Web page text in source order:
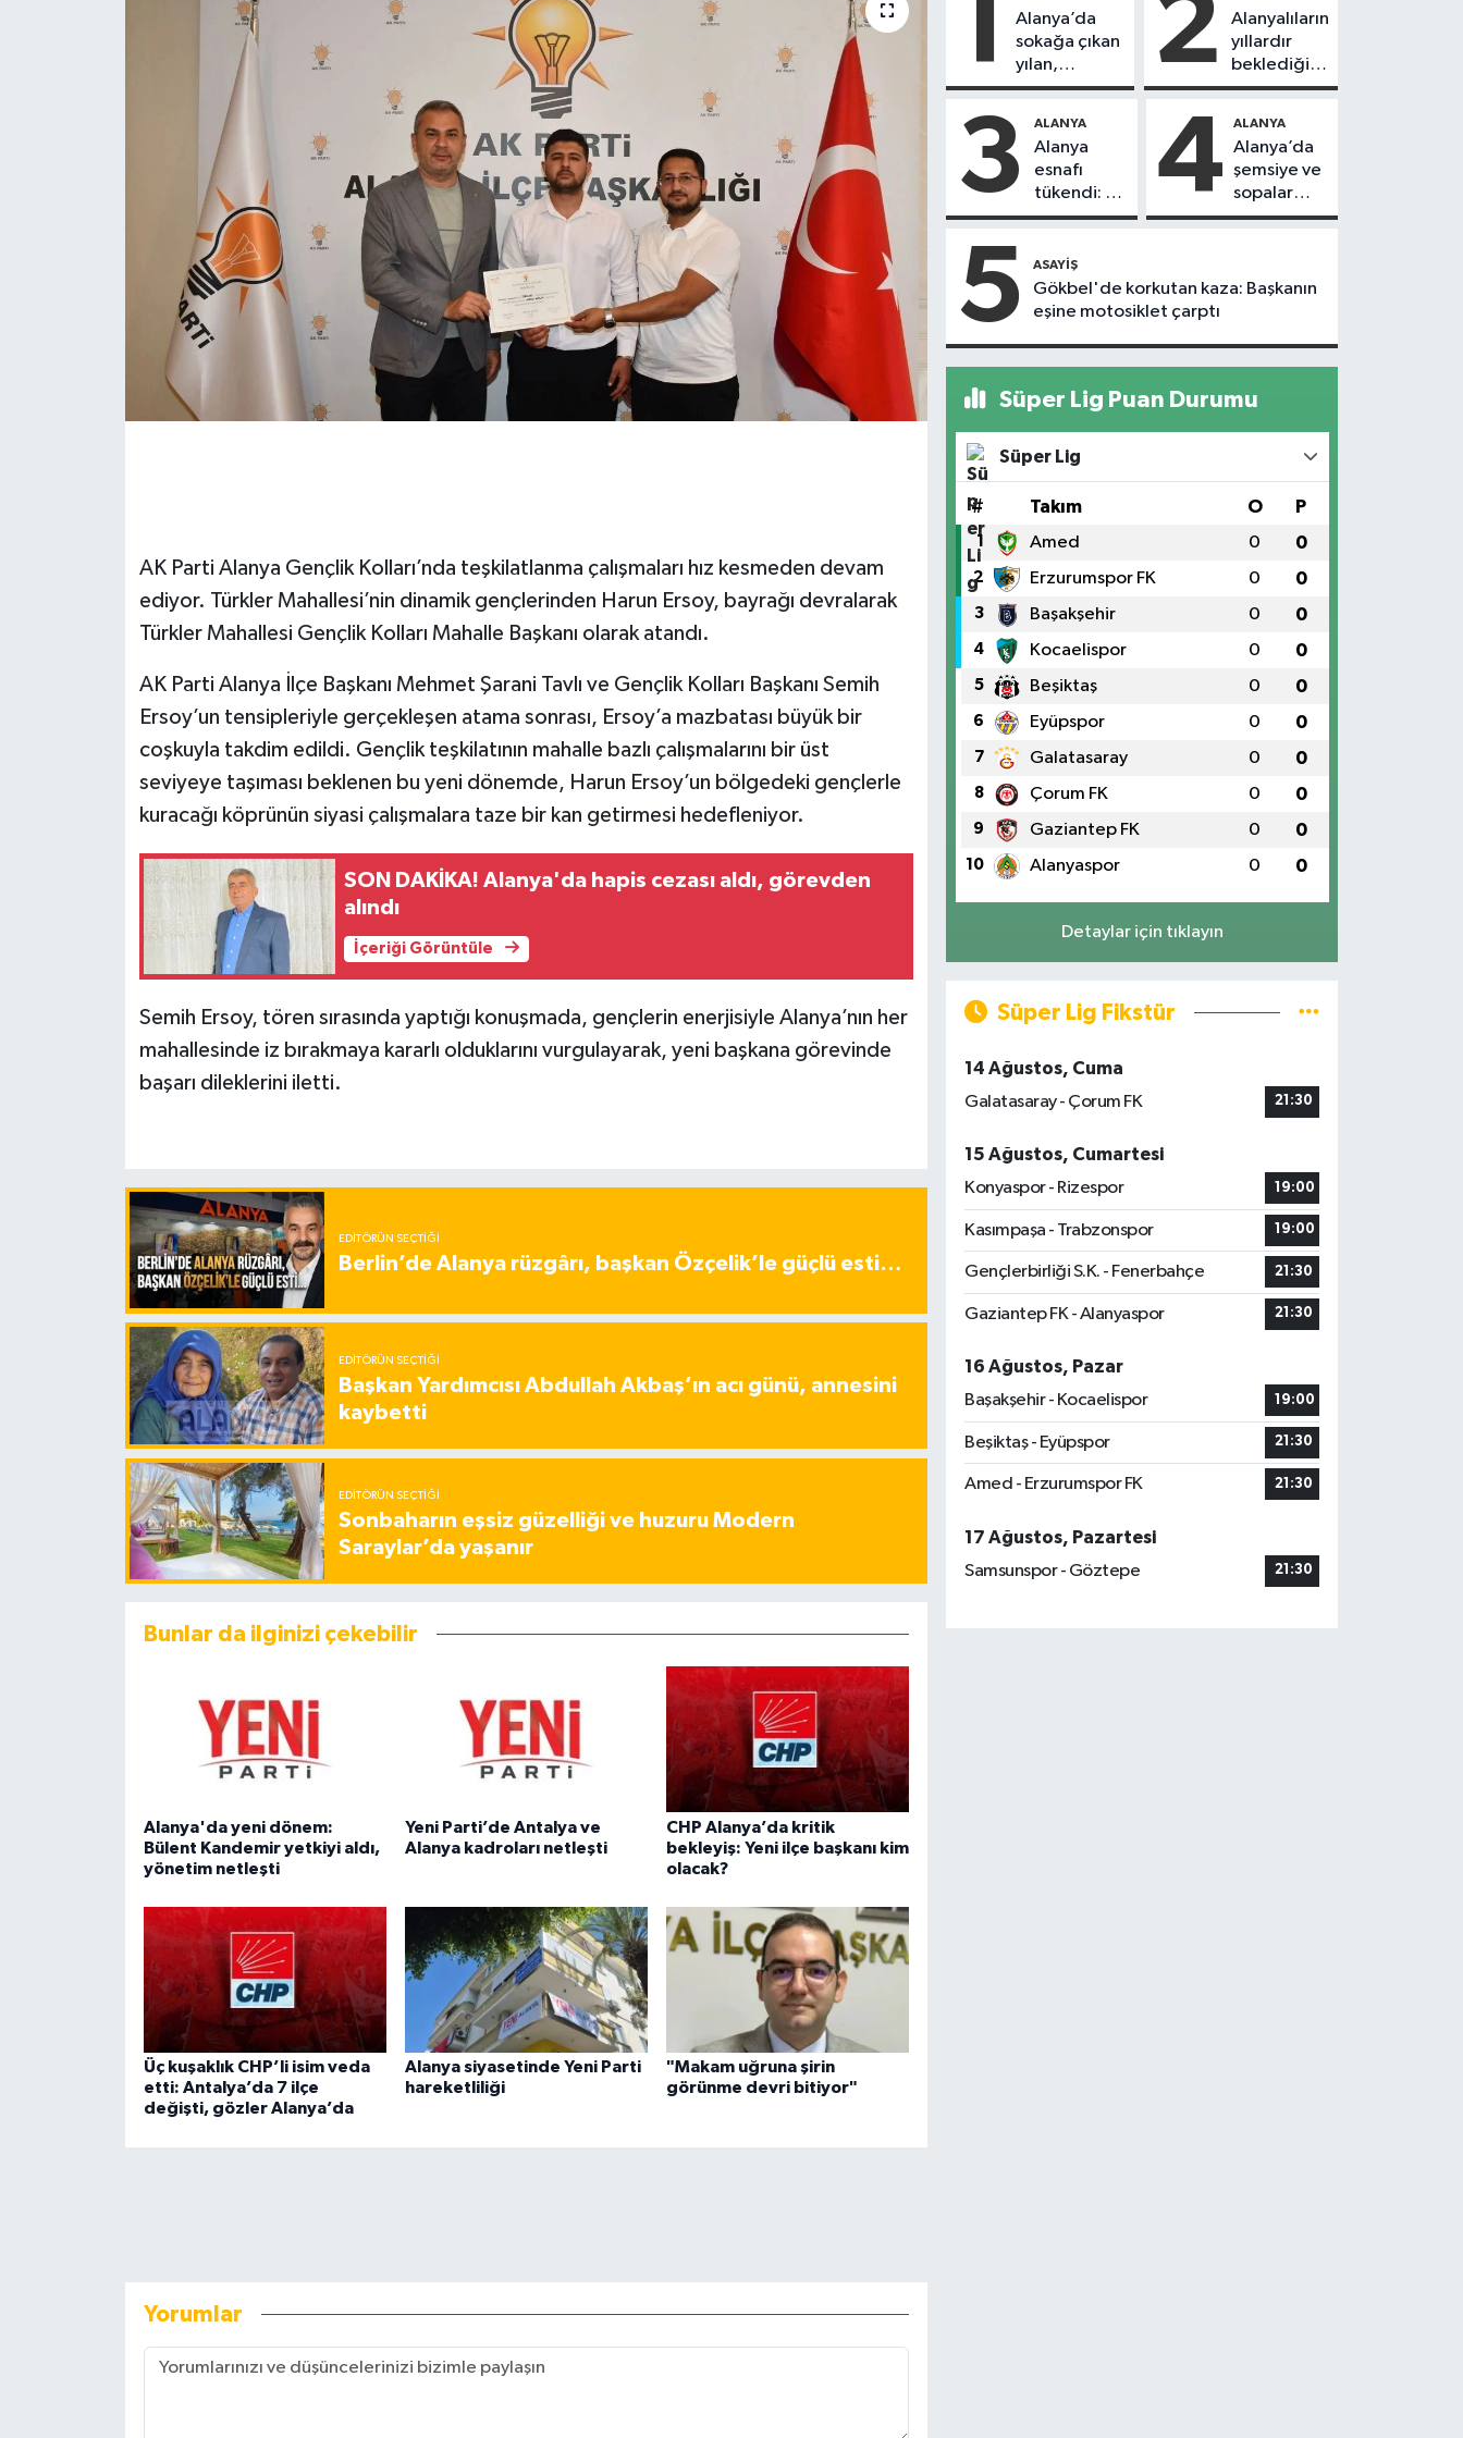
AK Parti Alanya Gençlik Kolları’nda teşkilatlanma çalışmaları hız kesmeden devam
ediyor. Türkler Mahallesi’nin dinamik gençlerinden Harun Ersoy, bayrağı devralarak
Türkler Mahallesi Gençlik Kolları Mahalle Başkanı olarak atandı.
AK Parti Alanya İlçe Başkanı Mehmet Şarani Tavlı ve Gençlik Kolları Başkanı Semih
Ersoy’un tensipleriyle gerçekleşen atama sonrası, Ersoy’a mazbatası büyük bir
coşkuyla takdim edildi. Gençlik teşkilatının mahalle bazlı çalışmalarını bir üst
seviyeye taşıması beklenen bu yeni dönemde, Harun Ersoy’un bölgedeki gençlerle
kuracağı köprünün siyasi çalışmalara taze bir kan getirmesi hedefleniyor.
SON DAKİKA! Alanya'da hapis cezası aldı, görevden
alındı
İçeriği Görüntüle
Semih Ersoy, tören sırasında yaptığı konuşmada, gençlerin enerjisiyle Alanya’nın her
mahallesinde iz bırakmaya kararlı olduklarını vurgulayarak, yeni başkana görevinde
başarı dileklerini iletti.
EDITÖRÜN SEÇTIĞI
Berlin’de Alanya rüzgârı, başkan Özçelik’le güçlü esti…
EDITÖRÜN SEÇTIĞI
Başkan Yardımcısı Abdullah Akbaş’ın acı günü, annesini
kaybetti
EDITÖRÜN SEÇTIĞI
Sonbaharın eşsiz güzelliği ve huzuru Modern
Saraylar’da yaşanır
Bunlar da ilginizi çekebilir
Alanya'da yeni dönem:
Bülent Kandemir yetkiyi aldı,
yönetim netleşti
Yeni Parti’de Antalya ve
Alanya kadroları netleşti
CHP Alanya’da kritik
bekleyiş: Yeni ilçe başkanı kim
olacak?
Üç kuşaklık CHP’li isim veda
etti: Antalya’da 7 ilçe
değişti, gözler Alanya’da
Alanya siyasetinde Yeni Parti
hareketliliği
"Makam uğruna şirin
görünme devri bitiyor"
Yorumlar
1
Alanya’da
sokağa çıkan
yılan,
vatandaşı
2
Alanyalıların
yıllardır
beklediği
yol askıdan
3 ALANYA
Alanya
esnafı
tükendi: 1
ayda 150
kapandı
4 ALANYA
Alanya’da
şemsiye ve
sopalar
havada
5 ASAYIŞ
Gökbel'de korkutan kaza: Başkanın
eşine motosiklet çarptı
Süper Lig Puan Durumu
Süper Lig
# Takım O P
1 Amed 0 0
2 Erzurumspor FK 0 0
3 Başakşehir 0 0
4 Kocaelispor 0 0
5 Beşiktaş 0 0
6 Eyüpspor 0 0
7 Galatasaray 0 0
8 Çorum FK 0 0
9 Gaziantep FK 0 0
10 Alanyaspor 0 0
Detaylar için tıklayın
Süper Lig Fikstür
14 Ağustos, Cuma
Galatasaray - Çorum FK
21:30
15 Ağustos, Cumartesi
Konyaspor - Rizespor
19:00
Kasımpaşa - Trabzonspor 19:00
Gençlerbirliği S.K. - Fenerbahçe 21:30
Gaziantep FK - Alanyaspor 21:30
16 Ağustos, Pazar
Başakşehir - Kocaelispor
19:00
Beşiktaş - Eyüpspor 21:30
Amed - Erzurumspor FK 21:30
17 Ağustos, Pazartesi
Samsunspor - Göztepe
21:30